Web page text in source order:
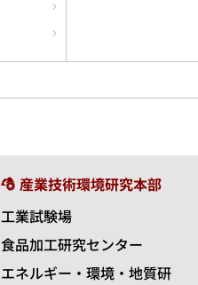
産業技術環境研究本部
工業試験場
食品加工研究センター
エネルギー・環境・地質研